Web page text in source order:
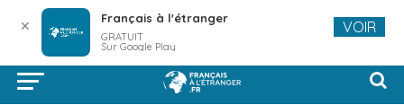
✕ Français à l'étranger
GRATUIT
Sur Google Play
VOIR